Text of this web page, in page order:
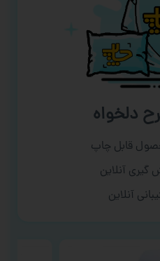
دلخواه
گیری آنلاین
آنلاین